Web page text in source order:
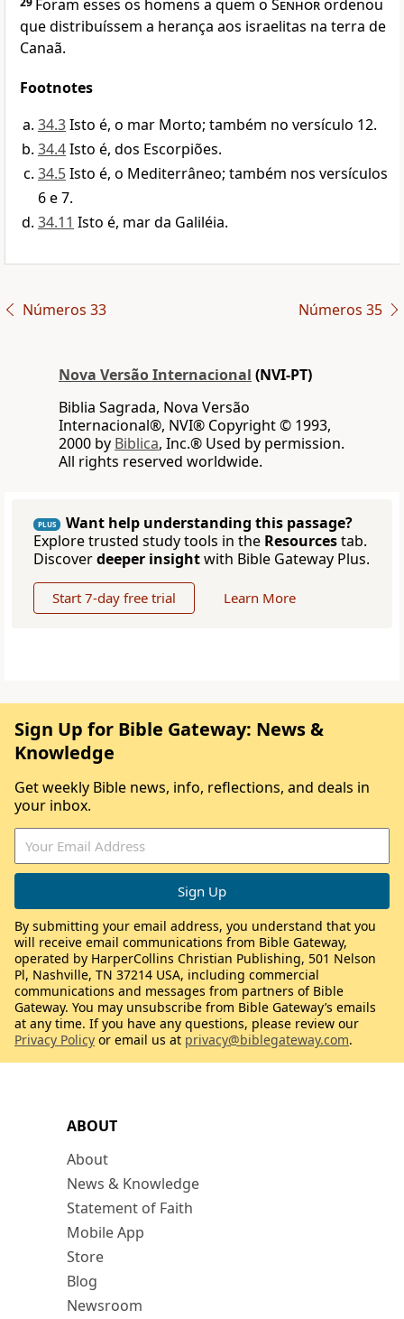
Foram esses os homens a quem o Senhorordenou
que distribuíssem a herança aos israelitas na terra de
Canaã.
Footnotes
34.3Isto é, o mar Morto; também no versículo 12.
34.4Isto é, dos Escorpiões.
34.5Isto é, o Mediterrâneo; também nos versículos
6 e 7.
34.11 Isto é, mar da Galiléia.
Números 33 Números 35
Nova Versão Internacional (NVI-PT)
Biblia Sagrada, Nova Versão
Internacional®, NVI® Copyright © 1993,
2000 by Biblica, Inc.® Used by permission.
All rights reserved worldwide.
PLUS
Want help understanding this passage?
Explore trusted study tools in the Resourcestab.
Discoverdeeper insightwith Bible Gateway Plus.
Start 7-day free trial Learn More
ABOUT
About
News & Knowledge
Statement of Faith
Mobile App
Store
Blog
Newsroom
Sign Up for Bible Gateway: News &
Knowledge
Get weekly Bible news, info, reflections, and deals in
your inbox.
By submitting your email address, you understand that you
will receive email communications from Bible Gateway,
operated by HarperCollins Christian Publishing, 501 Nelson
Pl, Nashville, TN 37214 USA, including commercial
communications and messages from partners of Bible
Gateway. You may unsubscribe from Bible Gateway’s emails
at any time. If you have any questions, please review our
Privacy Policy or email us at privacy@biblegateway.com.